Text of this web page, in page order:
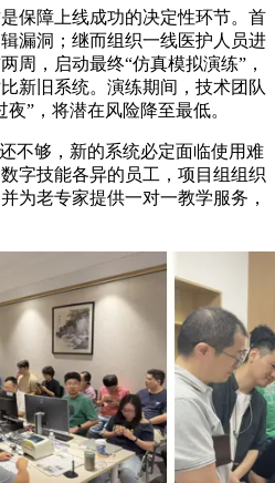
保障上线成功的决定性环节。首
漏洞；继而组织一线医护人员进
周，启动最终“仿真模拟演练”，
新旧系统。演练期间，技术团队
”，将潜在风险降至最低。
不够，新的系统必定面临使用难
字技能各异的员工，项目组组织
为老专家提供一对一教学服务，